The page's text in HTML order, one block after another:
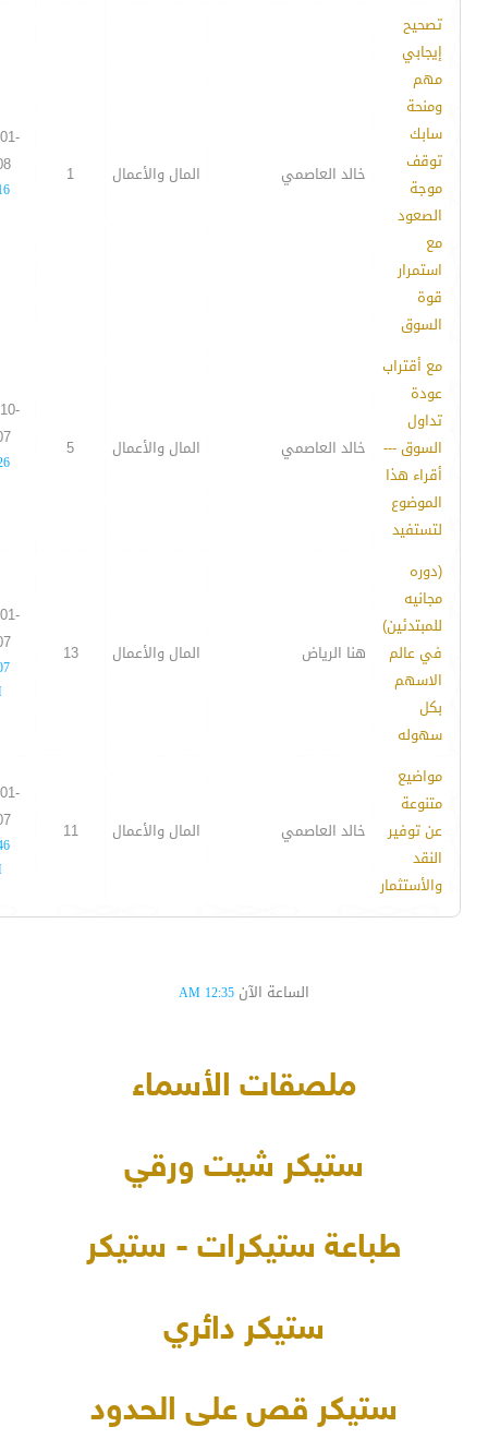
تصحيح
إيجابي
مهم
ومنحة
سابك
توقف
موجة
الصعود
مع
استمرار
قوة
السوق
خالد العاصمي المال والأعمال 1
مع أقتراب
عودة
تداول
السوق ---
أقراء هذا
الموضوع
لتستفيد
خالد العاصمي المال والأعمال 5
(دوره
مجانيه
للمبتدئين)
في عالم
الاسهم
بكل
سهوله
هنا الرياض المال والأعمال 13
مواضيع
متنوعة
عن توفير
النقد
والأستثمار
خالد العاصمي المال والأعمال 11
الساعة الآن 12:35 AM
ملصقات الأسماء
ستيكر شيت ورقي
طباعة ستيكرات - ستيكر
ستيكر دائري
ستيكر قص على الحدود